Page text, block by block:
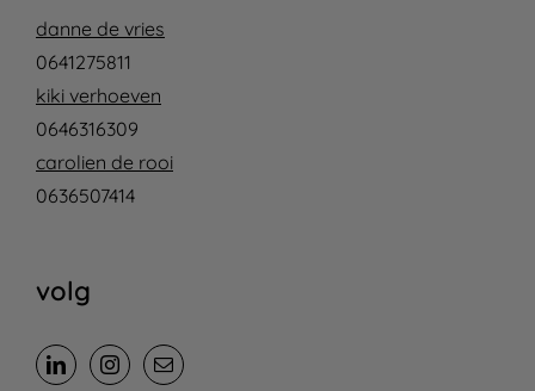
danne de vries
0641275811
kiki verhoeven
0646316309
carolien de rooi
0636507414
volg